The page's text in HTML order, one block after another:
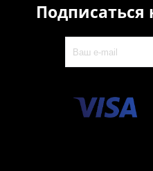
Подписаться